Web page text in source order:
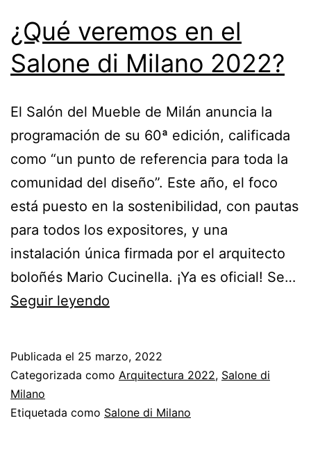
¿Qué veremos en el
Salone di Milano 2022?
El Salón del Mueble de Milán anuncia la
programación de su 60ª edición, calificada
como “un punto de referencia para toda la
comunidad del diseño”. Este año, el foco
está puesto en la sostenibilidad, con pautas
para todos los expositores, y una
instalación única firmada por el arquitecto
boloñés Mario Cucinella. ¡Ya es oficial! Se…
Seguir leyendo
el
di
Publicada el 25 marzo, 2022
Categorizada como Arquitectura 2022, Salone di
Milano
Etiquetada como Salone di Milano